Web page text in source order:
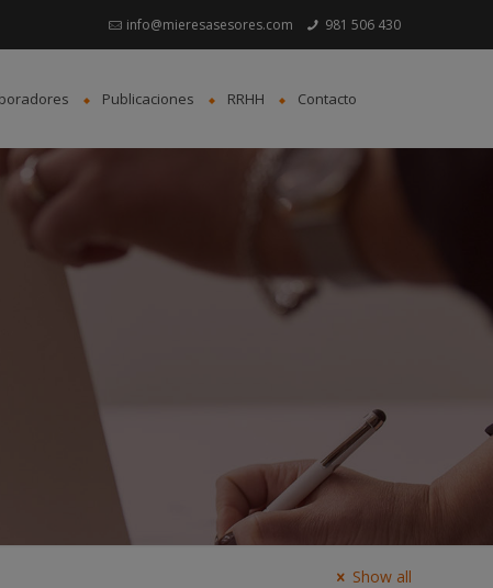
981 506 430
info@mieresasesores.com
Publicaciones RRHH Contacto
Show all